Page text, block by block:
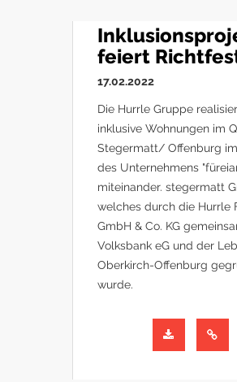
feiert
17.02.2022
Die Hurrle Gruppe
inklusive Wohnungen im
Stegermatt/ Offenburg
des Unternehmens
miteinander. stegermatt
welches durch die Hurrle
GmbH & Co. KG
Volksbank eG und der
Oberkirch-Offenburg
wurde.